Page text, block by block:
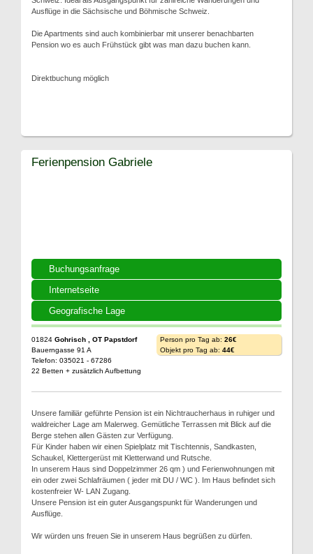
Ausflüge in die Sächsische und Böhmische Schweiz.
Die Apartments sind auch kombinierbar mit unserer benachbarten
Pension wo es auch Frühstück gibt was man dazu buchen kann.
Direktbuchung möglich
Buchungsanfrage
Internetseite
Geografische Lage
Ferienpension Gabriele
01824 Gohrisch , OT Papstdorf
Bauerngasse 91 A
Telefon: 035021 - 67286
22 Betten + zusätzlich Aufbettung
Person pro Tag ab: 26€
Objekt pro Tag ab: 44€
Unsere familiär geführte Pension ist ein Nichtraucherhaus in ruhiger und
waldreicher Lage am Malerweg. Gemütliche Terrassen mit Blick auf die
Berge stehen allen Gästen zur Verfügung.
Für Kinder haben wir einen Spielplatz mit Tischtennis, Sandkasten,
Schaukel, Klettergerüst mit Kletterwand und Rutsche.
In unserem Haus sind Doppelzimmer 26 qm ) und Ferienwohnungen mit
ein oder zwei Schlafräumen ( jeder mit DU / WC ). Im Haus befindet sich
kostenfreier W- LAN Zugang.
Unsere Pension ist ein guter Ausgangspunkt für Wanderungen und
Ausflüge.
Wir würden uns freuen Sie in unserem Haus begrüßen zu dürfen.